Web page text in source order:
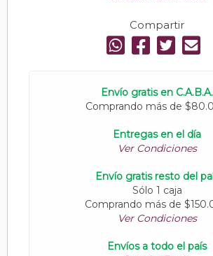
Compartir
Envío gratis en C.A.B.A.
Comprando más de
Entregas en el día
Ver Condiciones
Envío gratis resto del
Sólo 1 caja
Comprando más de
Ver Condiciones
Envíos a todo el país